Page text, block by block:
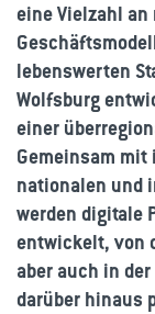
eine Vielzahl an
lebenswerten
Wolfsburg
einer
Gemeinsam
nationalen und
werden digitale
entwickelt, von
aber auch in
darüber hinaus